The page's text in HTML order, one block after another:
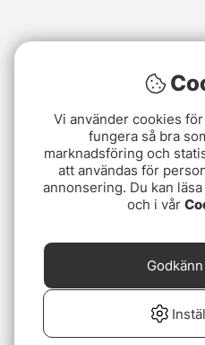
Vi använder cookies
fungera så bra
marknadsföring och
att användas för
annonsering. Du kan
och i vår